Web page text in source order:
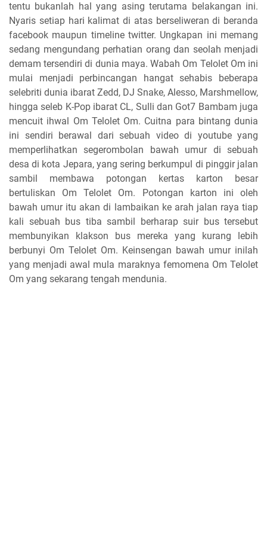
tentu bukanlah hal yang asing terutama belakangan ini.
Nyaris setiap hari kalimat di atas berseliweran di beranda
facebook maupun timeline twitter. Ungkapan ini memang
sedang mengundang perhatian orang dan seolah menjadi
demam tersendiri di dunia maya. Wabah Om Telolet Om ini
mulai menjadi perbincangan hangat sehabis beberapa
selebriti dunia ibarat Zedd, DJ Snake, Alesso, Marshmellow,
hingga seleb K-Pop ibarat CL, Sulli dan Got7 Bambam juga
mencuit ihwal Om Telolet Om. Cuitna para bintang dunia
ini sendiri berawal dari sebuah video di youtube yang
memperlihatkan segerombolan bawah umur di sebuah
desa di kota Jepara, yang sering berkumpul di pinggir jalan
sambil membawa potongan kertas karton besar
bertuliskan Om Telolet Om. Potongan karton ini oleh
bawah umur itu akan di lambaikan ke arah jalan raya tiap
kali sebuah bus tiba sambil berharap suir bus tersebut
membunyikan klakson bus mereka yang kurang lebih
berbunyi Om Telolet Om. Keinsengan bawah umur inilah
yang menjadi awal mula maraknya femomena Om Telolet
Om yang sekarang tengah mendunia.